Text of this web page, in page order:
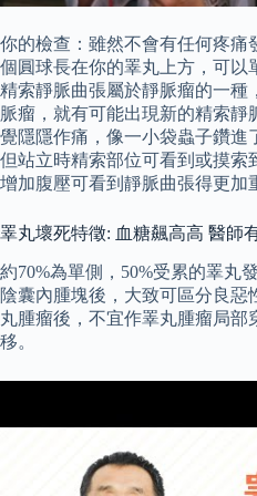
你的檢查：雖然不會有任何疼痛
個圓球長在你的睪丸上方，可以
精索靜脈曲張屬於靜脈瘤的一種
脈瘤，就有可能出現新的精索
覺隱隱作痛，像一小袋蟲子鑽進
但站立時精索部位可看到或摸索
增加腹壓可看到靜脈曲張得更加
睪丸壞死特徵: 血糖飆高高 醫師
約70%為單側，50%受累的睪丸
陰囊內腫塊後，大致可區分良
丸腫瘤後，不宜作睪丸腫瘤局
移。